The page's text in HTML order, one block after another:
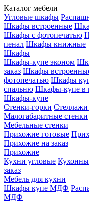
Каталог мебели
Угловые шкафы
Шкафы встроенные
Шкафы с фотопечатью
пенал Шкафы книжные
Шкафы
Шкафы-купе эконом
заказ Шкафы
фотопечатью Шкафы
спальню Шкафы-купе в
Шкафы-купе
Стенки-горки Стеллажи
Малогабаритные стенки
Мебельные стенки
Прихожие готовые
Прихожие на заказ
Прихожие
Кухни угловые
заказ
Мебель для кухни
Шкафы купе МДФ
МДФ